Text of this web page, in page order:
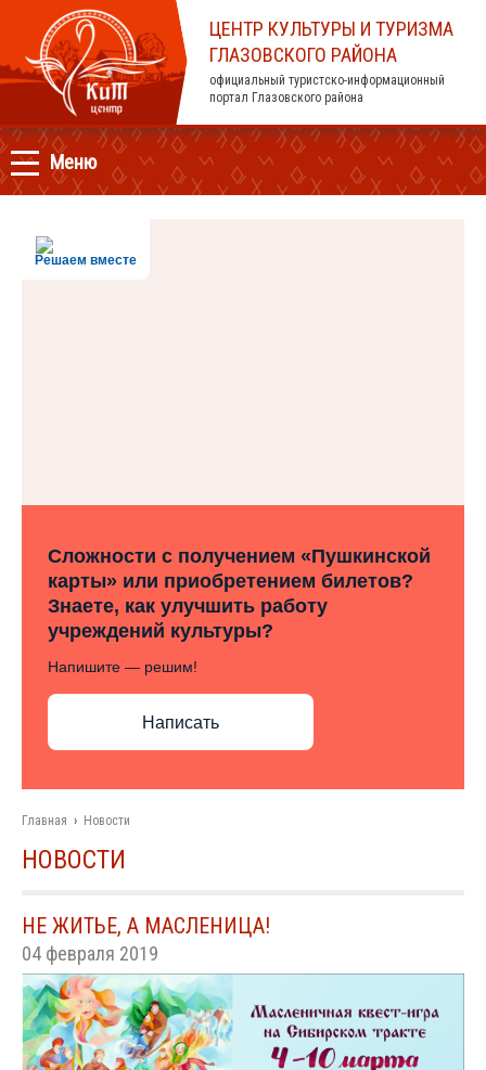
ЦЕНТР КУЛЬТУРЫ И ТУРИЗМА
ГЛАЗОВСКОГО РАЙОНА
официальный туристско-информационный
портал Глазовского района
Меню
Решаем вместе
Сложности с получением «Пушкинской
карты» или приобретением билетов?
Знаете, как улучшить работу
учреждений культуры?
Напишите — решим!
Написать
Главная › Новости
НОВОСТИ
НЕ ЖИТЬЕ, А МАСЛЕНИЦА!
04 февраля 2019